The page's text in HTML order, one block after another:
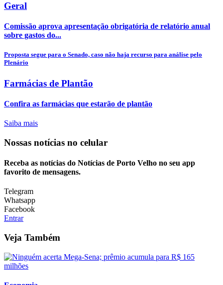
Geral
Comissão aprova apresentação obrigatória de relatório anual
sobre gastos do...
Proposta segue para o Senado, caso não haja recurso para análise pelo
Plenário
Farmácias de Plantão
Confira as farmácias que estarão de plantão
Saiba mais
Nossas notícias no celular
Receba as notícias do Notícias de Porto Velho no seu app
favorito de mensagens.
Telegram
Whatsapp
Facebook
Entrar
Veja Também